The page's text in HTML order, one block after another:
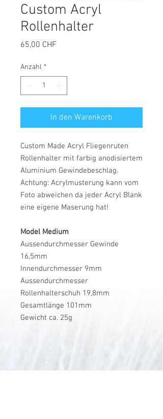
Custom Acryl
Rollenhalter
65,00 CHF
Anzahl *
In den Warenkorb
Custom Made Acryl Fliegenruten
Rollenhalter mit farbig anodisiertem
Aluminium Gewindebeschlag.
Achtung: Acrylmusterung kann vom
Foto abweichen da jeder Acryl Blank
eine eigene Maserung hat!
Model Medium
Aussendurchmesser Gewinde
16,5mm
Innendurchmesser 9mm
Aussendurchmesser
Rollenhalterschuh 19,8mm
Gesamtlänge 101mm
Gewicht ca. 25g